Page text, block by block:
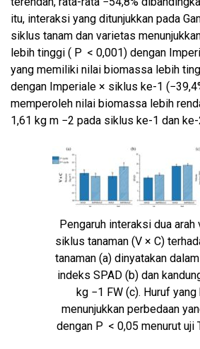
itu, interaksi yang ditunjukkan pada
siklus tanam dan varietas
lebih tinggi ( P < 0,001) dengan
yang memiliki nilai biomassa lebih
dengan Imperiale × siklus ke-1
memperoleh nilai biomassa lebih
1,61 kg m −2 pada siklus ke-1 dan
Pengaruh interaksi dua arah
siklus tanaman (V × C)
tanaman (a) dinyatakan
indeks SPAD (b) dan
kg −1 FW (c). Huruf
menunjukkan perbedaan
dengan P < 0,05 menurut uji